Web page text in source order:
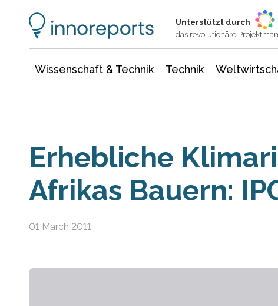
Unterstützt durch
das revolutionäre
Wissenschaft & Technik Technik
Erhebliche
Afrikas Bauern:
01 March 2011